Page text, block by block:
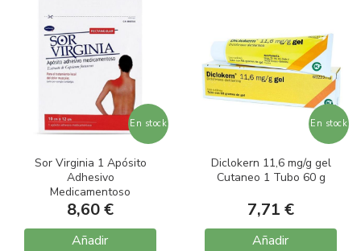
En stock
Sor Virginia 1 Apósito
Adhesivo
Medicamentoso
(Arriñonado)
8,60 €
Añadir
En stock
Diclokern 11,6 mg/g gel
Cutaneo 1 Tubo 60 g
7,71 €
Añadir